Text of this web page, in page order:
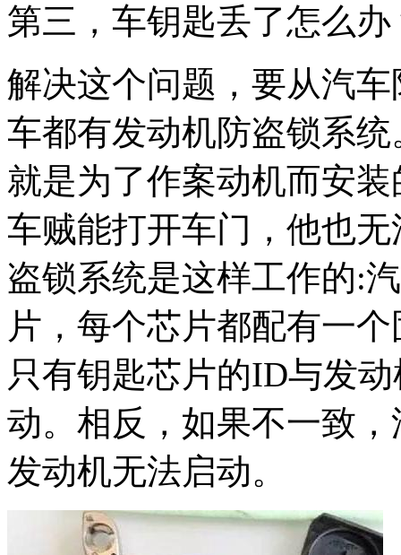
第三，车钥匙丢了怎么
解决这个问题，要从汽
车都有发动机防盗锁系
就是为了作案动机而安
车贼能打开车门，他也
盗锁系统是这样工作的:
片，每个芯片都配有一
只有钥匙芯片的ID与发
动。相反，如果不一致
发动机无法启动。